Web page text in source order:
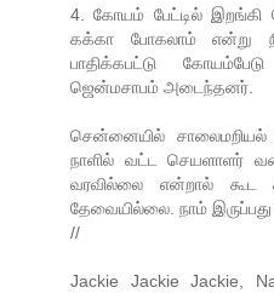
4. கோயம் பேட்டில் இறங்கி
கக்கா போகலாம்
பாதிக்கபட்டு
ஜென்மசாபம் அடைந்தனர்.
சென்னையில்
நாளில் வட்ட செயளாளர்
வரவில்லை என்றால் கூட
தேவையில்லை. நாம்
//
Jackie Jackie Jackie,